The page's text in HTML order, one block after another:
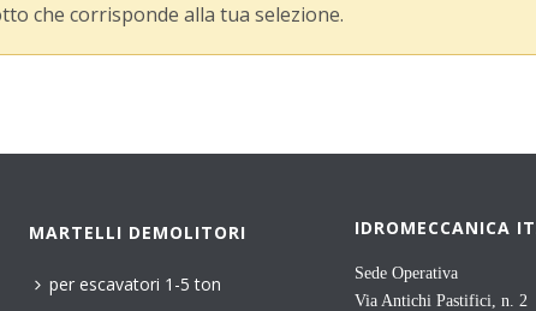
che corrisponde alla tua selezione.
MARTELLI DEMOLITORI
per escavatori 1-5 ton
IDROMECCANICA
Sede Operativa
Via Antichi Pastifici, n. 2